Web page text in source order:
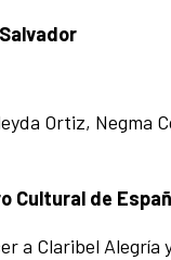
Ortiz, Negma
Cultural de
a Claribel Alegría